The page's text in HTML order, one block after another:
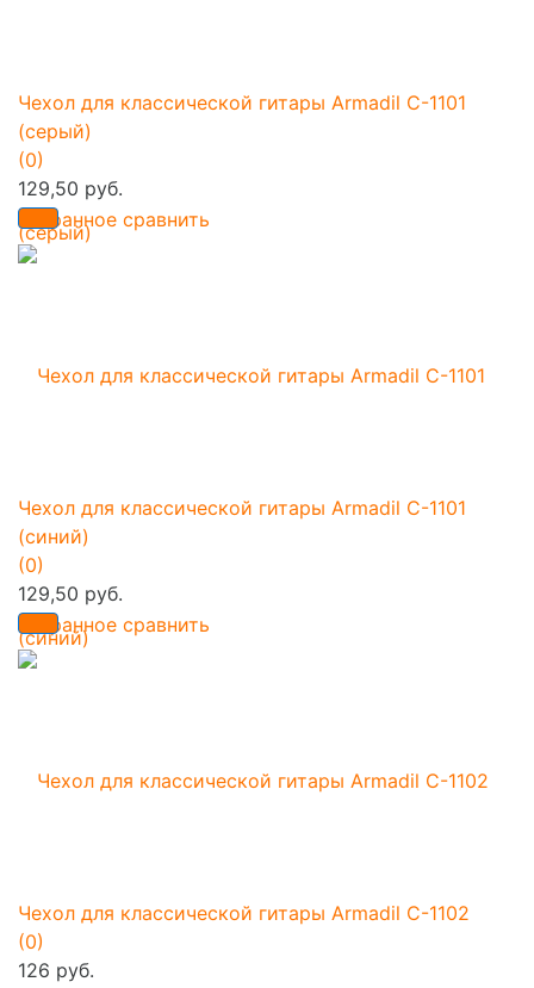
избранное сравнить
Чехол для классической гитары Armadil C-1101
(серый)
(0)
129,50 руб.
избранное сравнить
Чехол для классической гитары Armadil C-1101
(синий)
(0)
129,50 руб.
Чехол для классической гитары Armadil C-1102
(0)
126 руб.